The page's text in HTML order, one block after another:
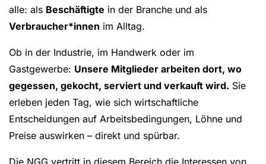
alle: als Beschäftigte in der Branche und als
Verbraucher*innen im Alltag.
Ob in der Industrie, im Handwerk oder im
Gastgewerbe: Unsere Mitglieder arbeiten dort, wo
gegessen, gekocht, serviert und verkauft wird. Sie
erleben jeden Tag, wie sich wirtschaftliche
Entscheidungen auf Arbeitsbedingungen, Löhne und
Preise auswirken – direkt und spürbar.